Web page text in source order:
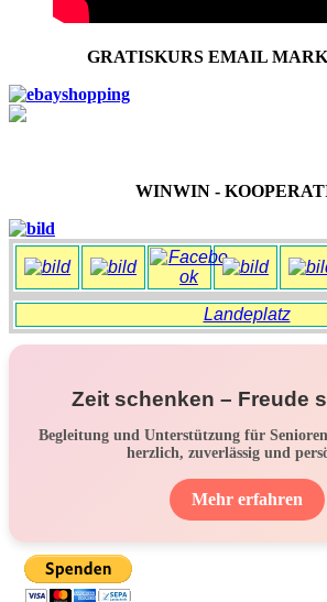
GRATISKURS EMAIL
WINWIN -
Landeplatz
Zeit schenken – Freude
Begleitung und Unterstützung für
herzlich, zuverlässig und
Mehr erfahren